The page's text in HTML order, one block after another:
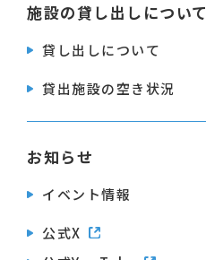
施設の貸し出しについて
貸し出しについて
貸出施設の空き状況
お知らせ
イベント情報
公式X